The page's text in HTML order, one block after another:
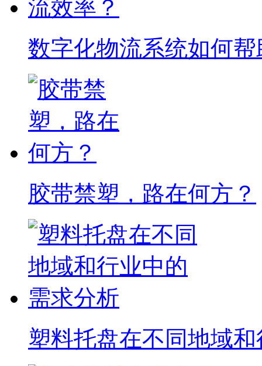
数字化物流系统如何
胶带禁塑，路在何方？
塑料托盘在不同地域